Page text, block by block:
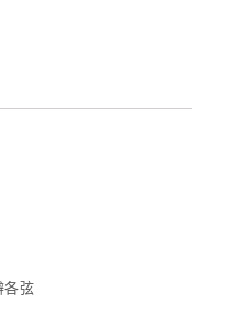
各弦